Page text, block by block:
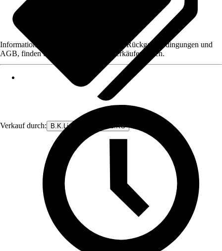
Verkauf durch: B.K.Licht GmbH & Co.KG
Informationen des Verkäufers, wie z. B. Rückgabebedingungen und
AGB, finden Sie bei Klick auf den Verkäufernamen.